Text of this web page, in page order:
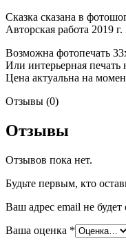
Сказка сказана в
Авторская работа 2019
Возможна фотопечать
Или интерьерная
Цена актуальна на
Отзывы (0)
Отзывы
Отзывов пока нет.
Будьте первым, кто
Ваш адрес email не будет
Ваша оценка *